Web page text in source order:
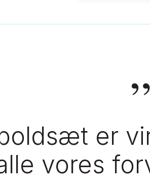
”
er
vores